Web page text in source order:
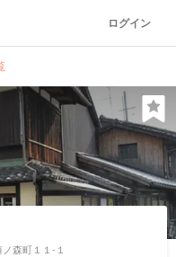
ログイン
森町１１-１